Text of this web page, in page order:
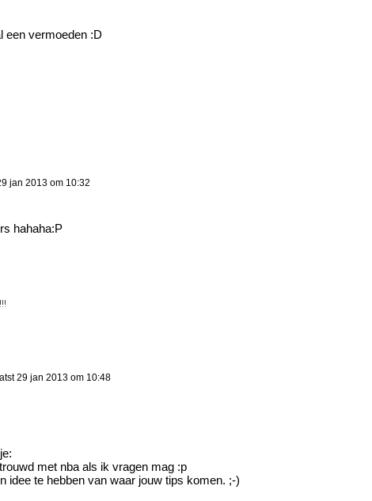
een vermoeden :D
jan 2013 om 10:32
hahaha:P
29 jan 2013 om 10:48
met nba als ik vragen mag :p
idee te hebben van waar jouw tips komen. ;-)